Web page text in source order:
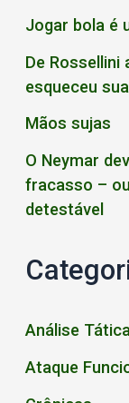
Jogar bola é
De Rossellini
esqueceu
Mãos sujas
O Neymar
fracasso –
detestável
Análise
Ataque